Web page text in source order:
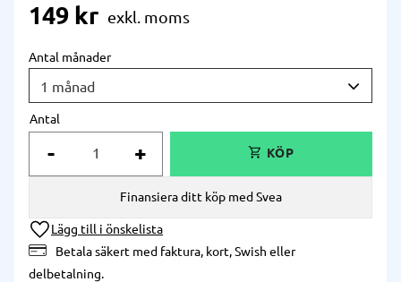
149 kr
Antal månader
Antal
+
-
Lägg till i önskelista
Betala säkert med faktura, kort, Swish eller
delbetalning.
Finansiera ditt köp med Svea